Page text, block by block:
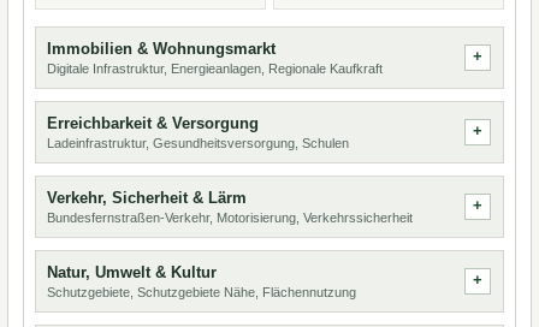
Immobilien & Wohnungsmarkt
Digitale Infrastruktur, Energieanlagen, Regionale Kaufkraft
Erreichbarkeit & Versorgung
Ladeinfrastruktur, Gesundheitsversorgung, Schulen
Verkehr, Sicherheit & Lärm
Bundesfernstraßen-Verkehr, Motorisierung, Verkehrssicherheit
Natur, Umwelt & Kultur
Schutzgebiete, Schutzgebiete Nähe, Flächennutzung